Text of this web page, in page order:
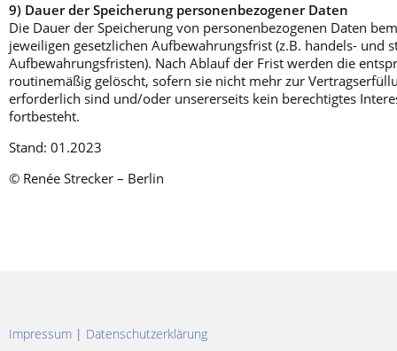
9) Dauer der Speicherung personenbezogener Daten
Die Dauer der Speicherung von personenbezogenen Daten
jeweiligen gesetzlichen Aufbewahrungsfrist (z.B. handels- und
Aufbewahrungsfristen). Nach Ablauf der Frist werden die
routinemäßig gelöscht, sofern sie nicht mehr zur
erforderlich sind und/oder unsererseits kein berechtigtes
fortbesteht.
Stand: 01.2023
© Renée Strecker – Berlin
Impressum | Datenschutzerklärung